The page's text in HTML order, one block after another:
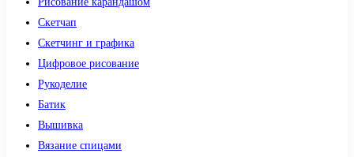
Скетчап
Скетчинг и графика
Цифровое рисование
Рукоделие
Батик
Вышивка
Вязание спицами